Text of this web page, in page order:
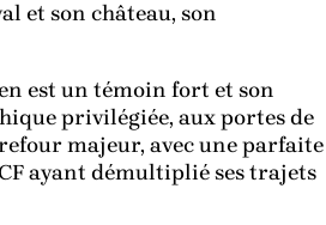
et son château, son
est un témoin fort et son
privilégiée, aux portes de
majeur, avec une parfaite
ayant démultiplié ses trajets